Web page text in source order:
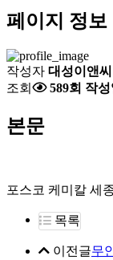
페이지 정보
작성자 대성이앤씨
조회
589회 작성
본문
포스코 케미칼 세
목록
이전글무